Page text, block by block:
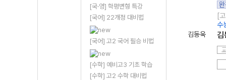
[국·영] 학평변형 특강
[국어] 22개정 대비법
[국어] 고2 국어 필승 비법
[수학] 예비고3 기초 학습
[수학] 고2 수학 대비법
김동욱
[
수
김